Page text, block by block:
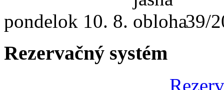
pondelok 10. 8. 39/
Rezervačný systém